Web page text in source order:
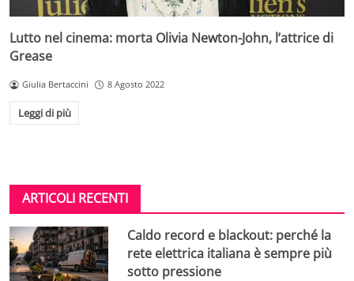
Lutto nel cinema: morta Olivia Newton-John, l’attrice di
Grease
Giulia Bertaccini 8 Agosto 2022
Leggi di più
ARTICOLI RECENTI
Caldo record e blackout: perché la
rete elettrica italiana è sempre più
sotto pressione